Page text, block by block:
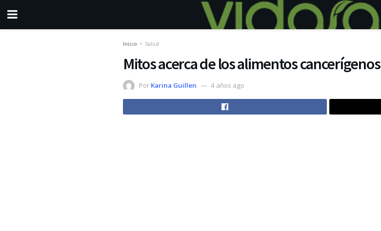
Inicio Salud
Mitos acerca de los alimentos cancerígenos
Por Karina Guillen 4 años ago